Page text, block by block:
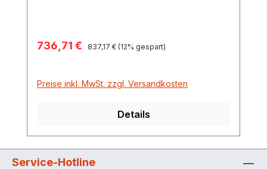
Unterschiedliche Varianten bieten für jede
100 mm Bodenfreiheit für allseitige
Anforderungen an den Lagerraum sind zu
beachten. (Brandschutz, Ex-Schutz)
Verkaufspreis:
736,71 € Regulärer Preis:
837,17 € (12% gespart)
Preise inkl. MwSt. zzgl. Versandkosten
Details
Service-Hotline